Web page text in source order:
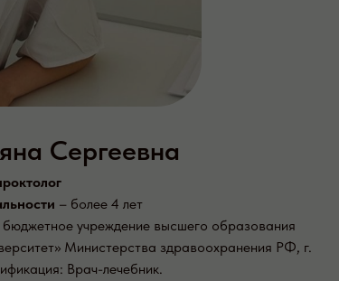
Сергеевна
– более 4 лет
учреждение высшего образования
Министерства здравоохранения РФ, г.
Врач-лечебник.